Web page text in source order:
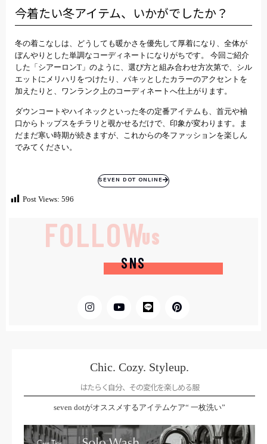
今着たい冬アイテム、いかがでしたか？
冬の着こなしは、どうしても暖かさを優先して厚着になり、全体が
ぼんやりとした単調なコーディネートになりがちです。 今回ご紹介
した「シアーロンT」のように、選び方と組み合わせ方次第で、シル
エットにメリハリをつけたり、パキッとしたカラーのアクセントを
加えたりと、ワンランク上のコーディネートへ仕上がります。
ダウンコートやハイネックといった冬の定番アイテムも、首元や袖
口からトップスをチラリと覗かせるだけで、印象が変わります。ま
だまだ寒い時期が続きますが、これからの冬ファッションを楽しん
でみてください。
SEVEN DOT ONLINE
Post Views: 596
FOLLOWUS
SNS
Chic. Cozy. Styleup.
はたらく自分、その変化を楽しめる服
seven dotがオススメするアイテムケア“ 一枚洗い”